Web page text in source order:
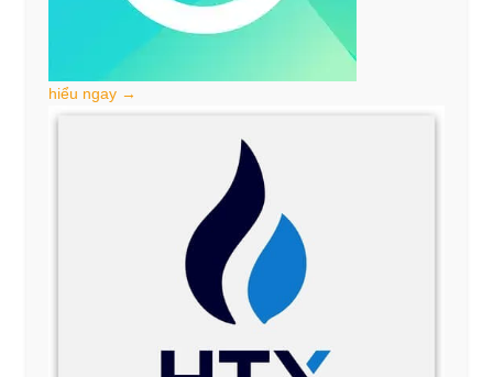
hiểu ngay →